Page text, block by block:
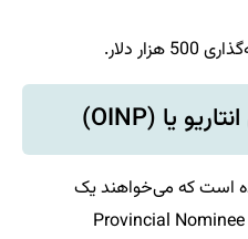
دلار.
است که می‌خواهند یک
Provincial Nominee